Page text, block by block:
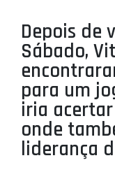
SELEÇÕES
ÁREA
PROJETOS
LIGA BETCLIC
LIGA BETCLIC
Depois de
Sábado,
para um
iria
onde
liderança